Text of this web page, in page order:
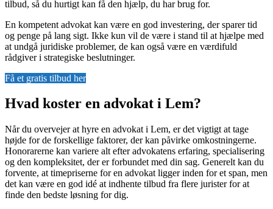
tilbud, så du hurtigt kan få den hjælp, du har brug for.
En kompetent advokat kan være en god investering, der sparer tid
og penge på lang sigt. Ikke kun vil de være i stand til at hjælpe med
at undgå juridiske problemer, de kan også være en værdifuld
rådgiver i strategiske beslutninger.
Få et gratis tilbud her
Hvad koster en advokat i Lem?
Når du overvejer at hyre en advokat i Lem, er det vigtigt at tage
højde for de forskellige faktorer, der kan påvirke omkostningerne.
Honorarerne kan variere alt efter advokatens erfaring, specialisering
og den kompleksitet, der er forbundet med din sag. Generelt kan du
forvente, at timepriserne for en advokat ligger inden for et span, men
det kan være en god idé at indhente tilbud fra flere jurister for at
finde den bedste løsning for dig.